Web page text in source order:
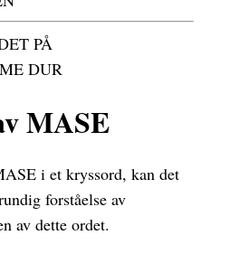
PÅ
DUR
MASE
i et kryssord, kan det
forståelse av
av dette ordet.